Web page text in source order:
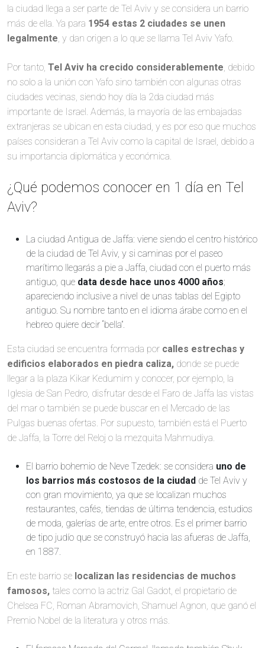
la ciudad llega a ser parte de Tel Aviv y se considera un barrio
más de ella. Ya para 1954 estas 2 ciudades se unen
legalmente , y dan origen a lo que se llama Tel Aviv Yafo.
Por tanto, Tel Aviv ha crecido considerablemente , debido
no solo a la unión con Yafo sino también con algunas otras
ciudades vecinas, siendo hoy día la 2da ciudad más
importante de Israel. Además, la mayoría de las embajadas
extranjeras se ubican en esta ciudad, y es por eso que muchos
países consideran a Tel Aviv como la capital de Israel, debido a
su importancia diplomática y económica.
¿Qué podemos conocer en 1 día en Tel
Aviv?
La ciudad Antigua de Jaffa: viene siendo el centro histórico
de la ciudad de Tel Aviv, y si caminas por el paseo
marítimo llegarás a pie a Jaffa, ciudad con el puerto más
antiguo, que data desde hace unos 4000 años;
apareciendo inclusive a nivel de unas tablas del Egipto
antiguo. Su nombre tanto en el idioma árabe como en el
hebreo quiere decir “bella”.
Esta ciudad se encuentra formada por calles estrechas y
edificios elaborados en piedra caliza, donde se puede
llegar a la plaza Kikar Kedumim y conocer, por ejemplo, la
Iglesia de San Pedro, disfrutar desde el Faro de Jaffa las vistas
del mar o también se puede buscar en el Mercado de las
Pulgas buenas ofertas. Por supuesto, también está el Puerto
de Jaffa, la Torre del Reloj o la mezquita Mahmudiya.
El barrio bohemio de Neve Tzedek: se considera uno de
los barrios más costosos de la ciudad de Tel Aviv y
con gran movimiento, ya que se localizan muchos
restaurantes, cafés, tiendas de última tendencia, estudios
de moda, galerías de arte, entre otros. Es el primer barrio
de tipo judío que se construyó hacia las afueras de Jaffa,
en 1887.
En este barrio se localizan las residencias de muchos
famosos, tales como la actriz Gal Gadot, el propietario de
Chelsea FC, Roman Abramovich, Shamuel Agnon, que ganó el
Premio Nobel de la literatura y otros más.